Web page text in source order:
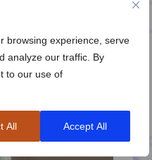
browsing experience, serve
analyze our traffic. By
to our use of
All Accept All